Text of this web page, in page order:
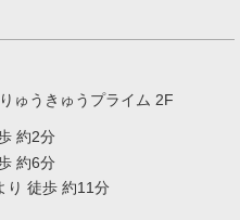
ゅうきゅうプライム 2F
約2分
約6分
り 徒歩 約11分